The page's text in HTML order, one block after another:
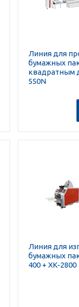
Линия для
бумажных
квадратным
550N
Линия для
бумажных
400 + XK-2800